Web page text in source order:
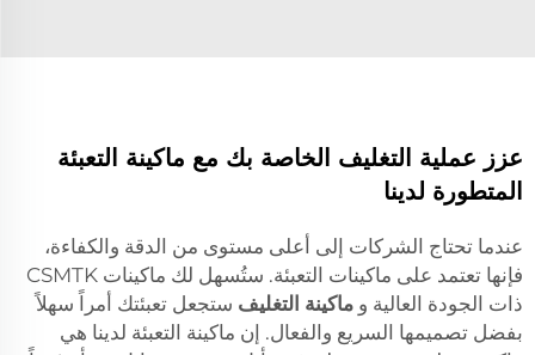
عزز عملية التغليف الخاصة بك مع ماكينة التعبئة
المتطورة لدينا
عندما تحتاج الشركات إلى أعلى مستوى من الدقة والكفاءة،
فإنها تعتمد على ماكينات التعبئة. ستُسهل لك ماكينات CSMTK
ذات الجودة العالية و ماكينة التغليف ستجعل تعبئتك أمراً سهلاً
بفضل تصميمها السريع والفعال. إن ماكينة التعبئة لدينا هي